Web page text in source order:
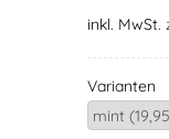
inkl. MwSt.
Varianten